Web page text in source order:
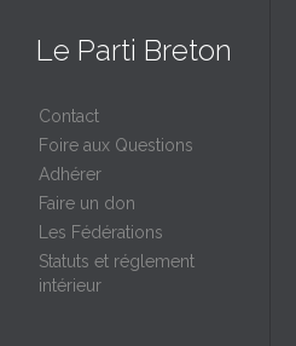
Le Parti Breton
Contact
Foire aux Questions
Adhérer
Faire un don
Les Fédérations
Statuts et réglement
intérieur